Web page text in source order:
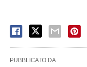
PUBBLICATO DA